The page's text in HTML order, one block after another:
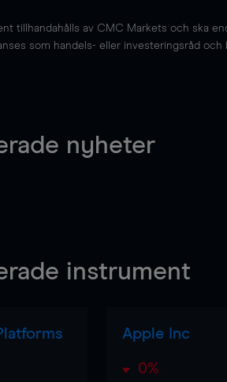
tillhandahålls av CMC Markets och ska
som handels- eller investeringsråd
nyheter
instrument
Apple Inc
0%